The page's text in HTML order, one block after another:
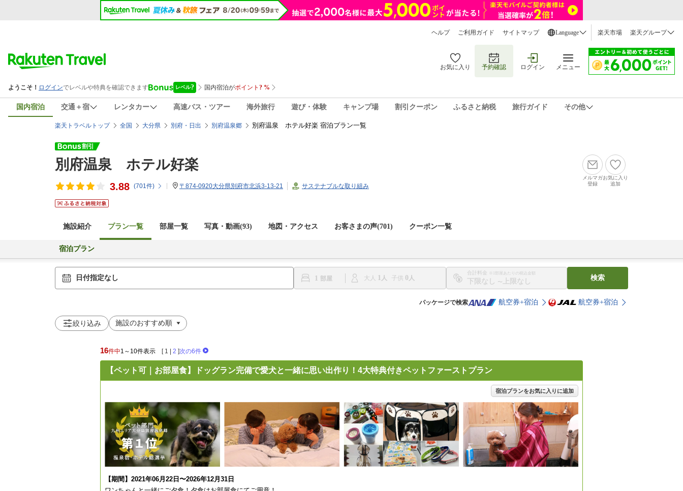
ヘルプ ご利用ガイド サイトマップ Language 楽天市場 楽天グループ
お気に入り 予約確認 ログイン メニュー
国内宿泊 交通＋宿 レンタカー 高速バス・ツアー 海外旅行 遊び・体験 キャンプ場 割引クーポン ふるさと納税 旅行ガイド その他
楽天トラベルトップ 全国 大分県 別府・日出 別府温泉郷 別府温泉 ホテル好楽 宿泊プラン一覧
別府温泉 ホテル好楽
3.88 (701件) 〒874-0920大分県別府市北浜3-13-21 サステナブルな取り組み
メルマガ
登録
お気に入り
追加
施設紹介 プラン一覧 部屋一覧 写真・動画(93) 地図・アクセス お客さまの声(701) クーポン一覧
宿泊プラン
日付指定なし 1 大人 1 子供 0
合計料金 ※1部屋あたりの税込金額
〜
検索
パッケージで検索 航空券+宿泊 航空券+宿泊
絞り込み
16件中1～10件表示 [ 1 2 ]次の6件
【ペット可｜お部屋食】ドッグラン完備で愛犬と一緒に思い出作り！4大特典付きペットファーストプラン
宿泊プランをお気に入りに追加
【期間】2021年06月22日〜2026年12月31日